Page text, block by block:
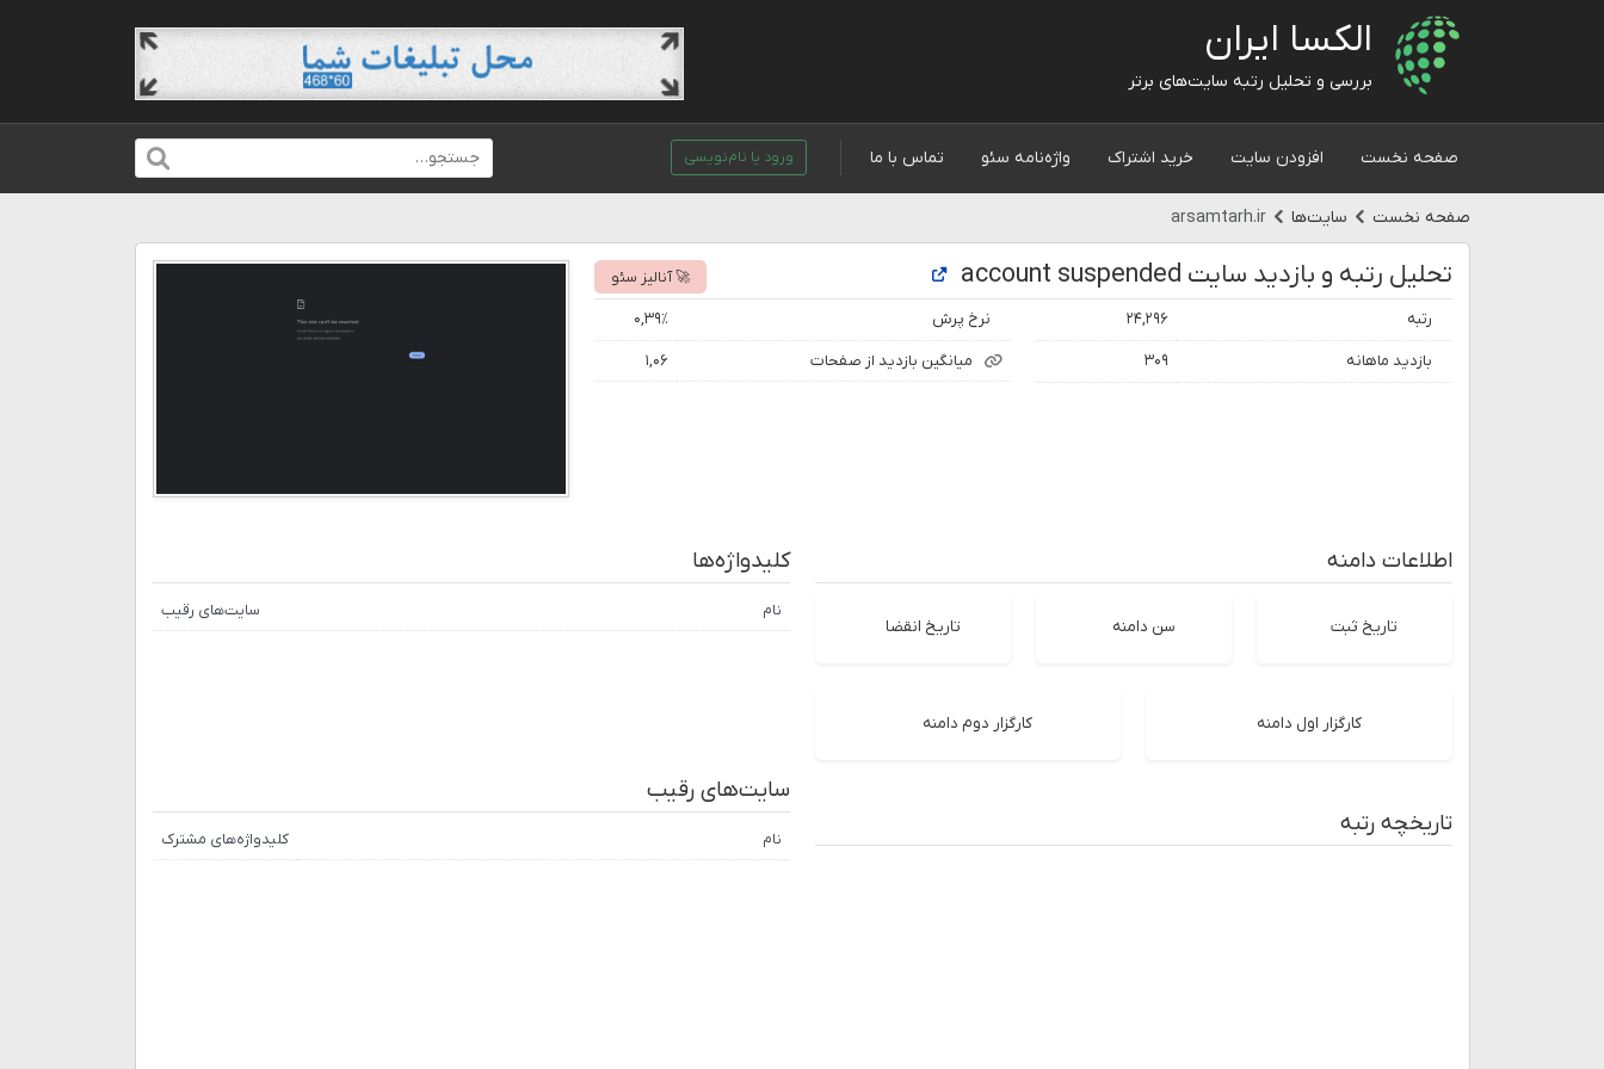
الکسا ایران
بررسی و تحلیل رتبه سایت‌های برتر
صفحه نخست افزودن سایت خرید اشتراک واژه‌نامه سئو تماس با ما ورود یا نام‌نویسی
صفحه نخست سایت‌ها arsamtarh.ir
تحلیل رتبه و بازدید سایت account suspended 🚀 آنالیز سئو
رتبه ۲۴,۲۹۶
بازدید ماهانه ۳۰۹
نرخ پرش ۰,۳۹٪
میانگین بازدید از صفحات ۱,۰۶
اطلاعات دامنه
تاریخ ثبت سن دامنه تاریخ انقضا
کارگزار اول دامنه کارگزار دوم دامنه
کلیدواژه‌ها
نام سایت‌های رقیب
تاریخچه رتبه
سایت‌های رقیب
نام کلیدواژه‌های مشترک